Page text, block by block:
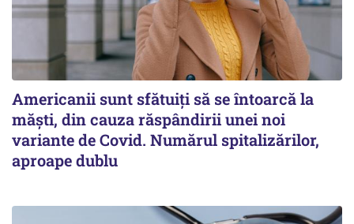
Americanii sunt sfătuiți să se întoarcă la
măști, din cauza răspândirii unei noi
variante de Covid. Numărul spitalizărilor,
aproape dublu